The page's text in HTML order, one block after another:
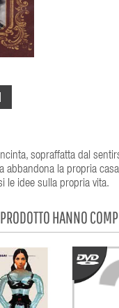
sopraffatta dal
la propria
le idee sulla propria vita.
HANNO